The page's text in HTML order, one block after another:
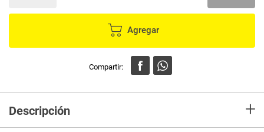
Agregar
Descripción +